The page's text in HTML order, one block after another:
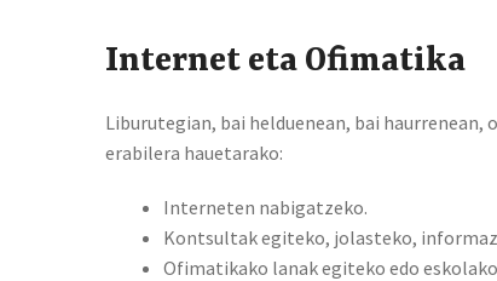
Internet eta Ofimatika
Liburutegian, bai helduenean, bai
erabilera hauetarako:
Interneten nabigatzeko.
Kontsultak egiteko, jolasteko,
Ofimatikako lanak egiteko edo